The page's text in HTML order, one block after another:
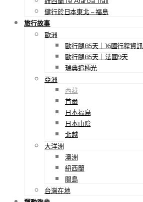
健行於日本東北 – 福島
旅行故事
歐洲
歐行腿85天｜16國行程資訊
歐行腿85天｜法國9天
瑞典追極光
亞洲
西藏
首爾
日本福島
日本山陰
北越
大洋洲
澳洲
紐西蘭
關島
台灣在地